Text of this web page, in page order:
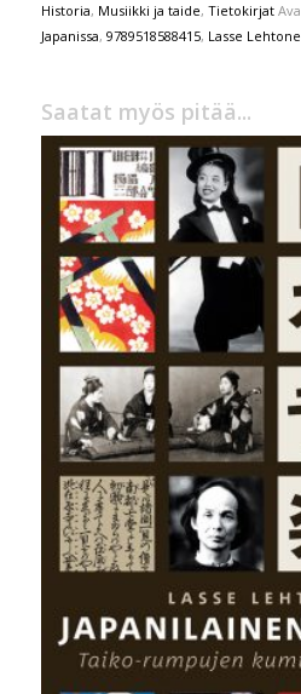
Historia, Musiikki ja taide, Tietokirjat
Japanissa, 9789518588415, Lasse
Saatat myös pitää...